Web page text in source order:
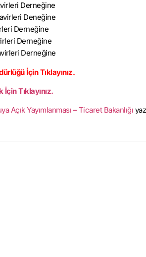
Derneğine
Deneğine
Derneğine
Derneğine
Derneğine
İçin Tıklayınız.
Tıklayınız.
Açık Yayımlanması – Ticaret Bakanlığı